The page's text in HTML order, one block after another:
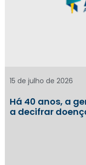
Há 40 anos, a
a decifrar
15 de julho de 2026